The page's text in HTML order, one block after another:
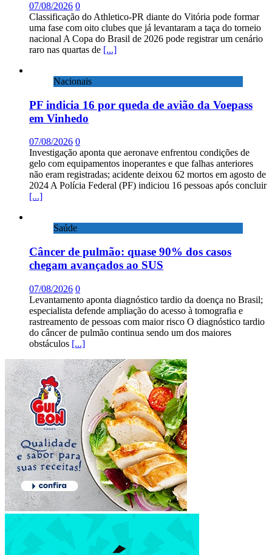
07/08/2026 0
Classificação do Athletico-PR diante do Vitória pode formar
uma fase com oito clubes que já levantaram a taça do torneio
nacional A Copa do Brasil de 2026 pode registrar um cenário
raro nas quartas de [...]
Nacionais
PF indicia 16 por queda de avião da Voepass
em Vinhedo
07/08/2026 0
Investigação aponta que aeronave enfrentou condições de
gelo com equipamentos inoperantes e que falhas anteriores
não eram registradas; acidente deixou 62 mortos em agosto de
2024 A Polícia Federal (PF) indiciou 16 pessoas após concluir
[...]
Saúde
Câncer de pulmão: quase 90% dos casos
chegam avançados ao SUS
07/08/2026 0
Levantamento aponta diagnóstico tardio da doença no Brasil;
especialista defende ampliação do acesso à tomografia e
rastreamento de pessoas com maior risco O diagnóstico tardio
do câncer de pulmão continua sendo um dos maiores
obstáculos [...]